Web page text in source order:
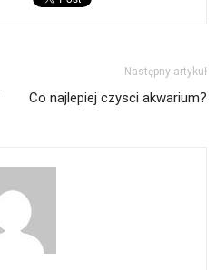
Następny artykuł
Co najlepiej czysci akwarium?